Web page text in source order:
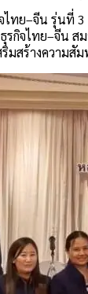
ทย–จีน รุ่นที่
กิจไทย–จีน ส
ริมสร้างความ